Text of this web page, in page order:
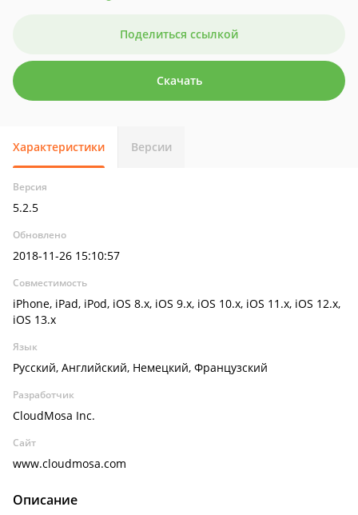
Поделиться ссылкой
Скачать
Характеристики Версии
Версия
5.2.5
Обновлено
2018-11-26 15:10:57
Совместимость
iPhone, iPad, iPod, iOS 8.x, iOS 9.x, iOS 10.x, iOS 11.x, iOS 12.x,
iOS 13.x
Язык
Русский, Английский, Немецкий, Французский
Разработчик
CloudMosa Inc.
Сайт
www.cloudmosa.com
Описание